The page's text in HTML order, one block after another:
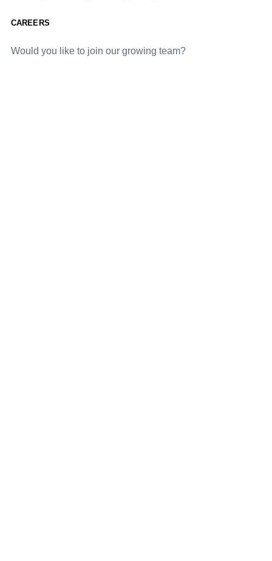
CAREERS
Would you like to join our growing team?